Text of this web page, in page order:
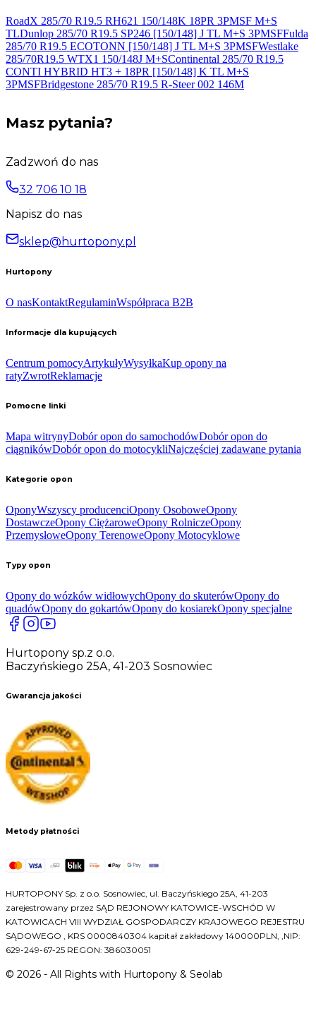
RoadX 285/70 R19.5 RH621 150/148K 18PR 3PMSF M+S
TLDunlop 285/70 R19.5 SP246 [150/148] J TL M+S 3PMSFFulda
285/70 R19.5 ECOTONN [150/148] J TL M+S 3PMSFWestlake
285/70R19.5 WTX1 150/148J M+SContinental 285/70 R19.5
CONTI HYBRID HT3 + 18PR [150/148] K TL M+S
3PMSFBridgestone 285/70 R19.5 R-Steer 002 146M
Masz pytania?
Zadzwoń do nas
32 706 10 18
Napisz do nas
sklep@hurtopony.pl
Hurtopony
O nasKontaktRegulaminWspółpraca B2B
Informacje dla kupujących
Centrum pomocyArtykułyWysyłkaKup opony na
ratyZwrotReklamacje
Pomocne linki
Mapa witrynyDobór opon do samochodówDobór opon do
ciągnikówDobór opon do motocykliNajczęściej zadawane pytania
Kategorie opon
OponyWszyscy producenciOpony OsoboweOpony
DostawczeOpony CiężaroweOpony RolniczeOpony
PrzemysłoweOpony TerenoweOpony Motocyklowe
Typy opon
Opony do wózków widłowychOpony do skuterówOpony do
quadówOpony do gokartówOpony do kosiarekOpony specjalne
Hurtopony sp.z o.o.
Baczyńskiego 25A, 41-203 Sosnowiec
Gwarancja jakości
Metody płatności
HURTOPONY Sp. z o.o. Sosnowiec, ul. Baczyńskiego 25A, 41-203
zarejestrowany przez SĄD REJONOWY KATOWICE-WSCHÓD W
KATOWICACH VIII WYDZIAŁ GOSPODARCZY KRAJOWEGO REJESTRU
SĄDOWEGO , KRS 0000840304 kapitał zakładowy 140000PLN, ,NIP:
629-249-67-25 REGON: 386030051
© 2026 - All Rights with Hurtopony & Seolab